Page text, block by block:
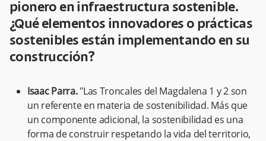
pionero en infraestructura sostenible.
¿Qué elementos innovadores o prácticas
sostenibles están implementando en su
construcción?
Isaac Parra."Las Troncales del Magdalena 1 y 2 son
un referente en materia de sostenibilidad. Más que
un componente adicional, la sostenibilidad es una
forma de construir respetando la vida del territorio,